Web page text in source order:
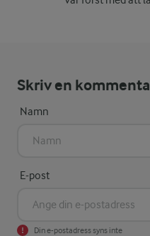
Skriv en
Namn
E-post
Din e-postadress syns inte